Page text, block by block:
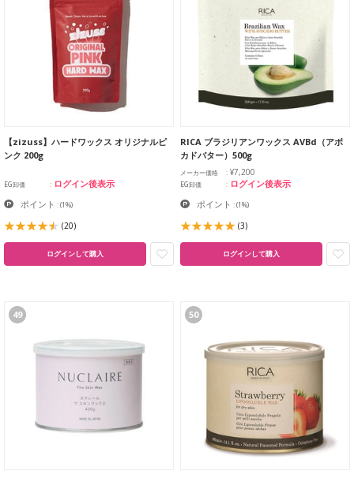
【zizuss】ハードワックス オリジナルピ
ンク 200g
EG卸価 ログイン後表示
ポイント :(1%)
(20)
ログインして購入
RICA ブラジリアンワックス AVBd（アボ
カドバター）500g
メーカー価格 ¥7,200
EG卸価 ログイン後表示
ポイント :(1%)
(3)
ログインして購入
49 50